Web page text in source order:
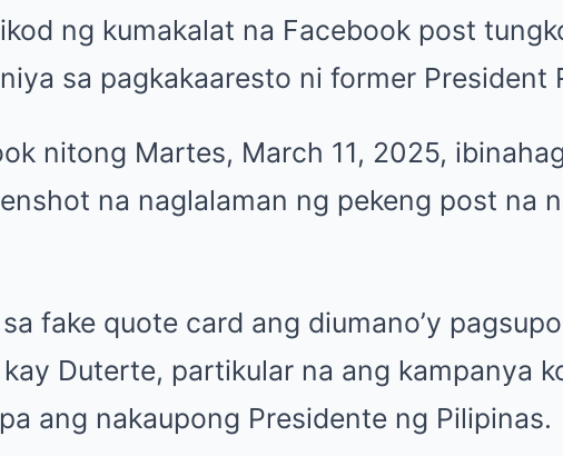
ng kumakalat na Facebook post
sa pagkakaaresto ni former President
nitong Martes, March 11, 2025,
na naglalaman ng pekeng post na
fake quote card ang diumano’y
kay Duterte, partikular na ang kampanya
ang nakaupong Presidente ng Pilipinas.